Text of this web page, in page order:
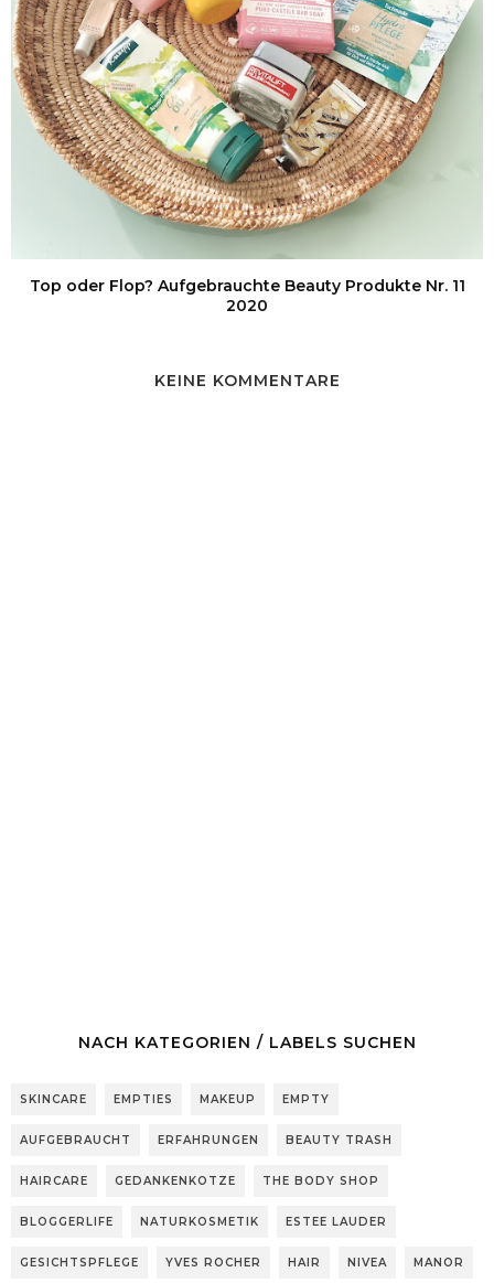
Top oder Flop? Aufgebrauchte Beauty Produkte Nr. 11
2020
KEINE KOMMENTARE
NACH KATEGORIEN / LABELS SUCHEN
SKINCARE EMPTIES MAKEUP EMPTY
AUFGEBRAUCHT ERFAHRUNGEN BEAUTY TRASH
HAIRCARE GEDANKENKOTZE THE BODY SHOP
BLOGGERLIFE NATURKOSMETIK ESTEE LAUDER
GESICHTSPFLEGE YVES ROCHER HAIR NIVEA MANOR